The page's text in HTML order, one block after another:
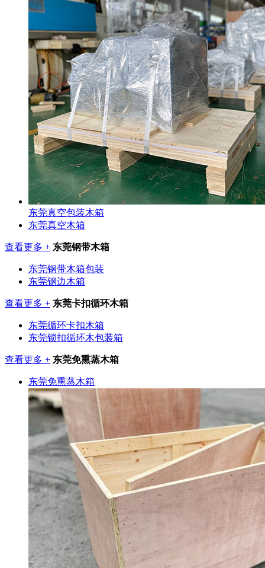
东莞真空包装木箱
东莞真空木箱
查看更多 + 东莞钢带木箱
东莞钢带木箱包装
东莞钢边木箱
查看更多 + 东莞卡扣循环木箱
东莞循环卡扣木箱
东莞锁扣循环木包装箱
查看更多 + 东莞免熏蒸木箱
东莞免熏蒸木箱